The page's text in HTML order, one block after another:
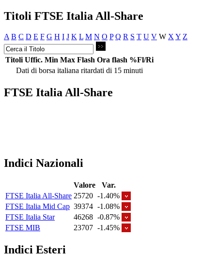
Titoli FTSE Italia All-Share
A B C D E F G H I J K L M N O P Q R S T U V W X Y Z
Titoli Uffic. Min Max Flash Ora flash %Fl/Ri
Dati di borsa italiana ritardati di 15 minuti
FTSE Italia All-Share
Indici Nazionali
Valore
Var.
FTSE Italia All-Share 25720 -1.40%
FTSE Italia Mid Cap 39374 -1.08%
FTSE Italia Star
46268 -0.87%
FTSE MIB
23707 -1.45%
Indici Esteri